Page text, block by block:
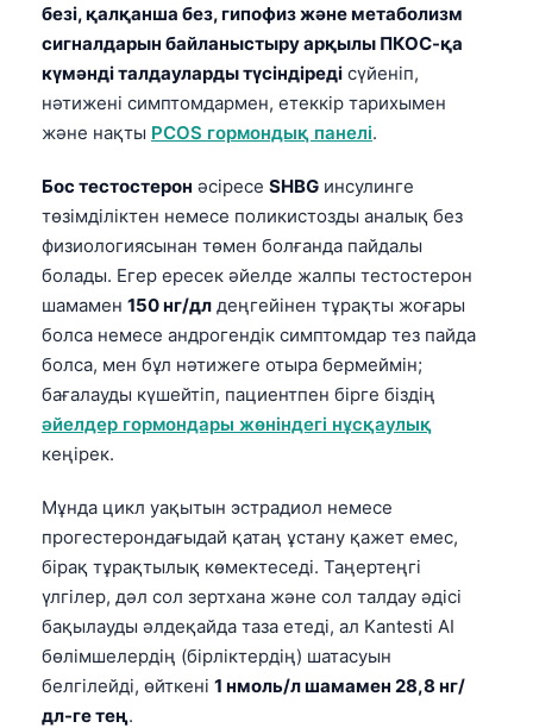
безі, қалқанша без, гипофиз және метаболизм
сигналдарын байланыстыру арқылы ПКОС-қа
күмәнді талдауларды түсіндіреді сүйеніп,
нәтижені симптомдармен, етеккір тарихымен
және нақты PCOS гормондық панелі.
Бос тестостерон әсіресе SHBG инсулинге
төзімділіктен немесе поликистозды аналық без
физиологиясынан төмен болғанда пайдалы
болады. Егер ересек әйелде жалпы тестостерон
шамамен 150 нг/дл деңгейінен тұрақты жоғары
болса немесе андрогендік симптомдар тез пайда
болса, мен бұл нәтижеге отыра бермеймін;
бағалауды күшейтіп, пациентпен бірге біздің
әйелдер гормондары жөніндегі нұсқаулық
кеңірек.
Мұнда цикл уақытын эстрадиол немесе
прогестерондағыдай қатаң ұстану қажет емес,
бірақ тұрақтылық көмектеседі. Таңертеңгі
үлгілер, дәл сол зертхана және сол талдау әдісі
бақылауды әлдеқайда таза етеді, ал Kantesti AI
бөлімшелердің (бірліктердің) шатасуын
белгілейді, өйткені 1 нмоль/л шамамен 28,8 нг/
дл-ге тең.
Íslenska
Српски језик
Bosanski
Azərbaycan dili
日本語
Čeština
ქართული
Русский
Lietuvių kalba
한국어
Slovenščina
Magyar
Shqip
বাংলা
اردو